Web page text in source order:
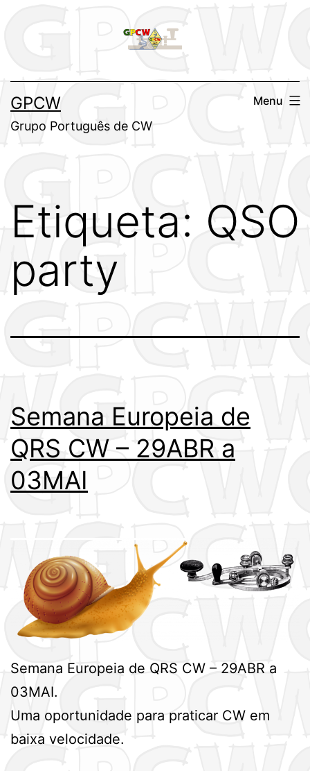
conteúdo
GPCW
Grupo Português de CW
Menu
Etiqueta: QSO
party
Semana Europeia de
QRS CW – 29ABR a
03MAI
Semana Europeia de QRS CW – 29ABR a
03MAI.
Uma oportunidade para praticar CW em
baixa velocidade.